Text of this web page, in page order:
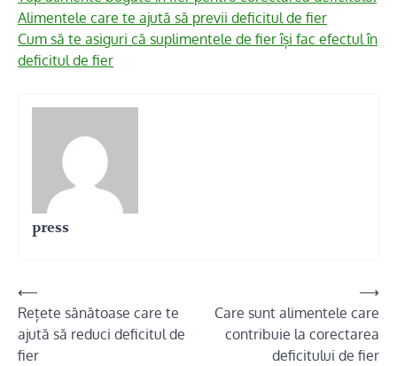
Alimentele care te ajută să previi deficitul de fier
Cum să te asiguri că suplimentele de fier își fac efectul în
deficitul de fier
press
Navigare
în
articole
⟵
Rețete sănătoase care te
ajută să reduci deficitul de
fier
Care sunt alimentele care
contribuie la corectarea
deficitului de fier
⟶